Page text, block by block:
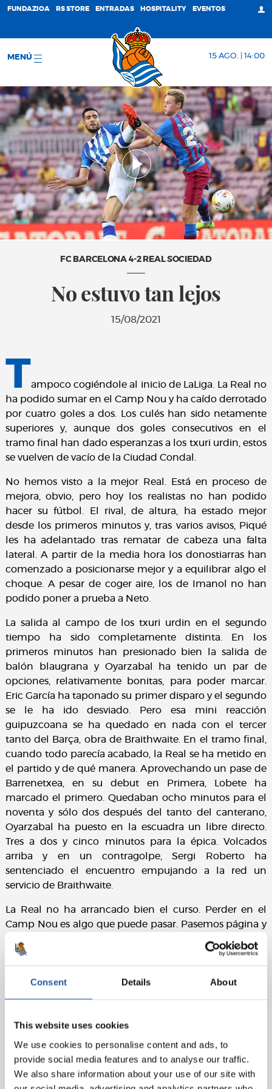
Consent Details About
This website uses cookies
We use cookies to personalise content and ads, to
provide social media features and to analyse our traffic.
We also share information about your use of our site with
FUNDAZIOA RS STORE ENTRADAS HOSPITALITY EVENTOS
MENÚ 15 AGO. | 14:00
FC BARCELONA 4-2 REAL SOCIEDAD
No estuvo tan lejos
15/08/2021
Tampoco cogiéndole al inicio de LaLiga. La Real no
ha podido sumar en el Camp Nou y ha caído derrotado
por cuatro goles a dos. Los culés han sido netamente
superiores y, aunque dos goles consecutivos en el
tramo final han dado esperanzas a los txuri urdin, estos
se vuelven de vacío de la Ciudad Condal.
No hemos visto a la mejor Real. Está en proceso de
mejora, obvio, pero hoy los realistas no han podido
hacer su fútbol. El rival, de altura, ha estado mejor
desde los primeros minutos y, tras varios avisos, Piqué
les ha adelantado tras rematar de cabeza una falta
lateral. A partir de la media hora los donostiarras han
comenzado a posicionarse mejor y a equilibrar algo el
choque. A pesar de coger aire, los de Imanol no han
podido poner a prueba a Neto.
La salida al campo de los txuri urdin en el segundo
tiempo ha sido completamente distinta. En los
primeros minutos han presionado bien la salida de
balón blaugrana y Oyarzabal ha tenido un par de
opciones, relativamente bonitas, para poder marcar.
Eric García ha taponado su primer disparo y el segundo
se le ha ido desviado. Pero esa mini reacción
guipuzcoana se ha quedado en nada con el tercer
tanto del Barça, obra de Braithwaite. En el tramo final,
cuando todo parecía acabado, la Real se ha metido en
el partido y de qué manera. Aprovechando un pase de
Barrenetxea, en su debut en Primera, Lobete ha
marcado el primero. Quedaban ocho minutos para el
noventa y sólo dos después del tanto del canterano,
Oyarzabal ha puesto en la escuadra un libre directo.
Tres a dos y cinco minutos para la épica. Volcados
arriba y en un contragolpe, Sergi Roberto ha
sentenciado el encuentro empujando a la red un
servicio de Braithwaite.
La Real no ha arrancado bien el curso. Perder en el
Camp Nou es algo que puede pasar. Pasemos página y
a por el Rayo Vallecano. Aupa Real!
FC Barcelona
: Neto, Dest (Emerson, min.71), Piqué, Eric
García (Araujo, min.83), Alba, Sergio (cap)(Nico, min.83),
Memphis (Lenglet, min.90) y Braithwaite.
Real Sociedad: Remiro, Zaldua (Gorosabel, min.66),
Aritz (Pacheco, min.81), Le Normand, Aihen,
Zubimendi, Merino, Silva (Barrenetxea, min.46), Januzaj